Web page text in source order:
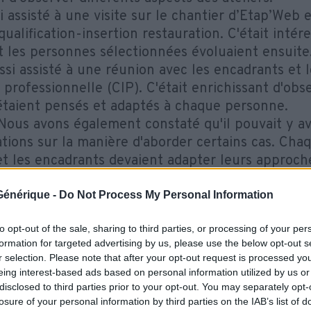
- Do Not Process My Personal Information
opt-out of the sale, sharing to third parties, or processing of your
for targeted advertising by us, please use the below opt-out
selection. Please note that after your opt-out request is processed
interest-based ads based on personal information utilized by us
to third parties prior to your opt-out. You may separately
of your personal information by third parties on the IAB’s list of
assisté à une visite sur le chantier d’Etap’Web
insertion restauration. C'était
les personnes sélectionnées évoluaient
assisté à une réunion avec les encadrants et
(CIP). C'était enrichissant
pensés et adaptés à chaque personne.
avons également constaté qu'il pouvait y
sur la manière d'aborder certains cas.
les encadrants devaient adapter leurs
été surprise de découvrir que les premiers
ne portaient pas directement sur la
– mais portaient sur le savoir être en
des règles du travail en groupe.
m'a aussi surprise à Etap’Web, c'est qu'il
sous main de justice. Comme Madame
en Île-de-France, nous l’a expliqué cela